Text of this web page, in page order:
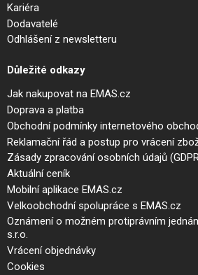
Kariéra
Dodavatelé
Odhlášení z newsletteru
Důležité odkazy
Jak nakupovat na EMAS.cz
Doprava a platba
Obchodní podmínky internetového
Reklamační řád a postup pro vrácení
Zásady zpracování osobních údajů
Aktuální ceník
Mobilní aplikace EMAS.cz
Velkoobchodní spolupráce s EMAS.cz
Oznámení o možném protiprávním
s.r.o.
Vrácení objednávky
Cookies